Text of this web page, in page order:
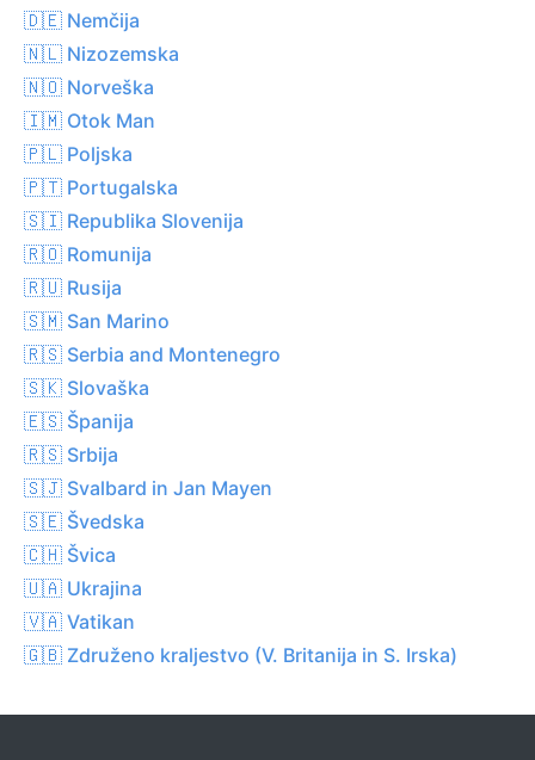
🇩🇪 Nemčija
🇳🇱 Nizozemska
🇳🇴 Norveška
🇮🇲 Otok Man
🇵🇱 Poljska
🇵🇹 Portugalska
🇸🇮 Republika Slovenija
🇷🇴 Romunija
🇷🇺 Rusija
🇸🇲 San Marino
🇷🇸 Serbia and Montenegro
🇸🇰 Slovaška
🇪🇸 Španija
🇷🇸 Srbija
🇸🇯 Svalbard in Jan Mayen
🇸🇪 Švedska
🇨🇭 Švica
🇺🇦 Ukrajina
🇻🇦 Vatikan
🇬🇧 Združeno kraljestvo (V. Britanija in S. Irska)